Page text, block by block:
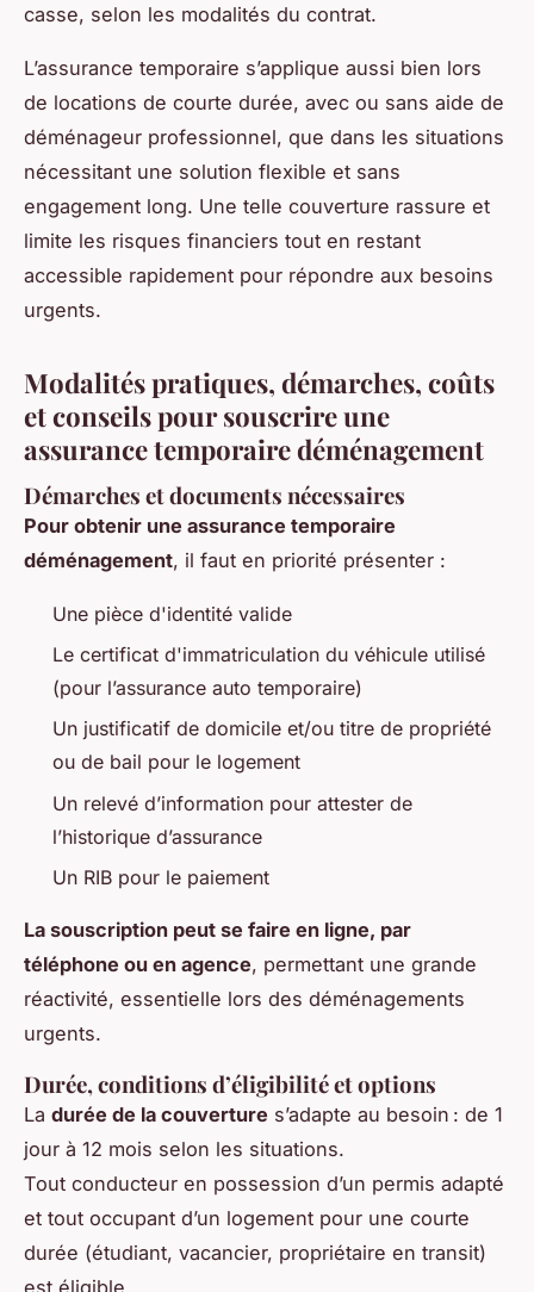
casse, selon les modalités du contrat.
L’assurance temporaire s’applique aussi bien lors
de locations de courte durée, avec ou sans aide de
déménageur professionnel, que dans les situations
nécessitant une solution flexible et sans
engagement long. Une telle couverture rassure et
limite les risques financiers tout en restant
accessible rapidement pour répondre aux besoins
urgents.
Modalités pratiques, démarches, coûts
et conseils pour souscrire une
assurance temporaire déménagement
Démarches et documents nécessaires
Pour obtenir une assurance temporaire
déménagement, il faut en priorité présenter :
Une pièce d'identité valide
Le certificat d'immatriculation du véhicule utilisé
(pour l’assurance auto temporaire)
Un justificatif de domicile et/ou titre de propriété
ou de bail pour le logement
Un relevé d’information pour attester de
l’historique d’assurance
Un RIB pour le paiement
La souscription peut se faire en ligne, par
téléphone ou en agence, permettant une grande
réactivité, essentielle lors des déménagements
urgents.
Durée, conditions d’éligibilité et options
La durée de la couverture s’adapte au besoin : de 1
jour à 12 mois selon les situations.
Tout conducteur en possession d’un permis adapté
et tout occupant d’un logement pour une courte
durée (étudiant, vacancier, propriétaire en transit)